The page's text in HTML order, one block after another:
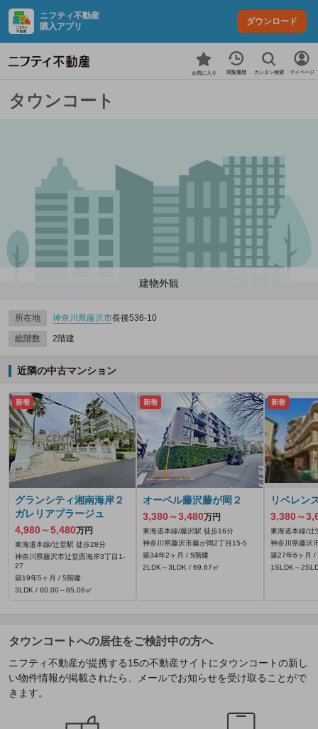
ニフティ不動産
購入アプリ
ダウンロード
お気に入り 閲覧履歴 カンタン検索 マイページ
タウンコート
建物外観
所在地 神奈川県藤沢市長後536‐10
総階数 2階建
近隣の中古マンション
新着
グランシティ湘南海岸２
ガレリアプラージュ
4,980～5,480万円
東海道本線/辻堂駅 徒歩28分
神奈川県藤沢市辻堂西海岸3丁目1-
27
築19年5ヶ月 / 5階建
3LDK / 80.00～85.06㎡
新着
オーベル藤沢藤が岡２
3,380～3,480万円
東海道本線/藤沢駅 徒歩16分
神奈川県藤沢市藤が岡2丁目15-5
築34年2ヶ月 / 5階建
2LDK～3LDK / 69.67㎡
新着
リベレン
3,380～
東海道本線/辻
神奈川県藤沢
築27年6ヶ月 /
1SLDK～
タウンコートへの居住をご検討中の方へ
ニフティ不動産が提携する15の不動産サイトにタウンコートの新し
い物件情報が掲載されたら、メールでお知らせを受け取ることがで
きます。